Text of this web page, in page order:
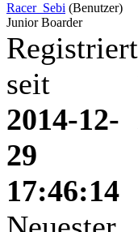
Racer_Sebi (Benutzer)
Junior Boarder
Registriert
seit
2014-12-
29
17:46:14